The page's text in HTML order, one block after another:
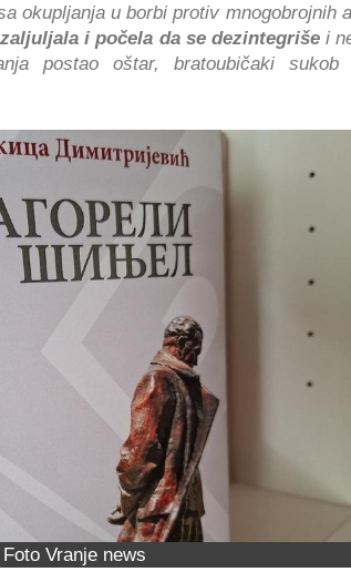
okupljanja u borbi protiv mnogobrojnih
zaljuljala i počela da se dezintegriše i
postao oštar, bratoubičaki
Foto Vranje news